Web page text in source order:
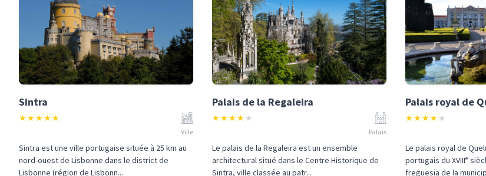
Sintra
★★★★★
Ville
Sintra est une ville portugaise située à 25 km au
nord-ouest de Lisbonne dans le district de
Lisbonne (région de Lisbonn...
Palais de la Regaleira
★★★★ ★
Palais
Le palais de la Regaleira est un ensemble
architectural situé dans le Centre Historique de
Sintra, ville classée au patr...
Palais royal de
★★★★ ★
Le palais royal de
portugais du XVIIIᵉ
freguesia de la